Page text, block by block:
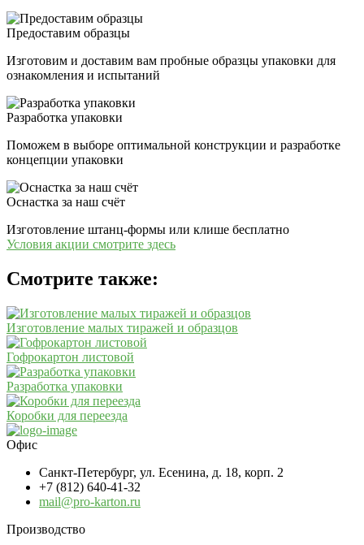
Предоставим образцы
Изготовим и доставим вам пробные образцы упаковки для
ознакомления и испытаний
Разработка упаковки
Поможем в выборе оптимальной конструкции и разработке
концепции упаковки
Оснастка за наш счёт
Изготовление штанц-формы или клише бесплатно
Условия акции смотрите здесь
Смотрите также:
Изготовление малых тиражей и образцов
Гофрокартон листовой
Разработка упаковки
Коробки для переезда
Офис
Санкт-Петербург, ул. Есенина, д. 18, корп. 2
+7 (812) 640-41-32
mail@pro-karton.ru
Производство